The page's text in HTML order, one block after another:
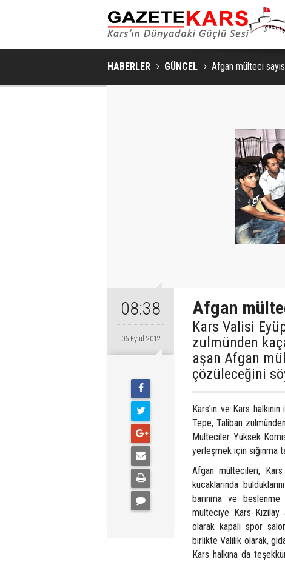
HABERLER GÜNCEL Afgan mülteci
08:38
06 Eylül 2012
Afgan
Kars Valisi
zulmünden
aşan Afgan
çözüleceğini
Kars’ın ve Kars
Tepe, Taliban
Mülteciler Yüksek
yerleşmek için sığınma
Afgan mültecileri,
kucaklarında
barınma ve
mülteciye Kars Kızılay
olarak kapalı spor
birlikte Valilik olarak,
Kars halkına da